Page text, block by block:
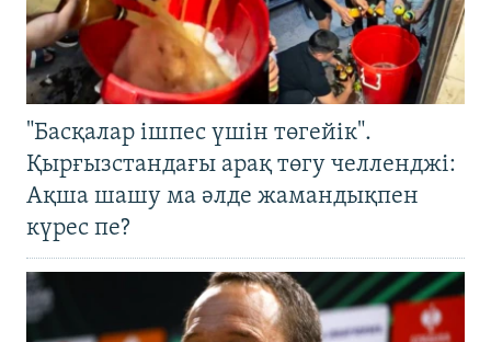
"Басқалар ішпес үшін төгейік".
Қырғызстандағы арақ төгу челленджі:
Ақша шашу ма әлде жамандықпен
күрес пе?